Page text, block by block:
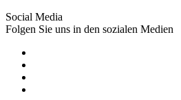
Social Media
Folgen Sie uns in den sozialen Medien